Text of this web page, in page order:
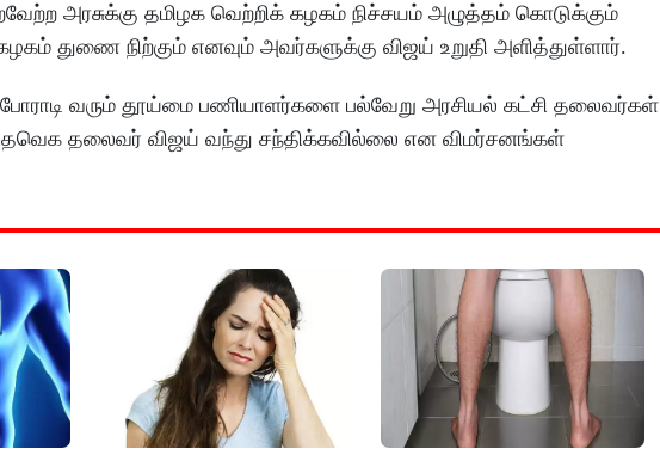
அரசுக்கு தமிழக வெற்றிக் கழகம் நிச்சயம் அழுத்தம் கொடுக்கும்
துணை நிற்கும் எனவும் அவர்களுக்கு விஜய் உறுதி அளித்துள்ளார்.
வரும் தூய்மை பணியாளர்களை பல்வேறு அரசியல் கட்சி தலைவர்கள்
தவெக தலைவர் விஜய் வந்து சந்திக்கவில்லை என விமர்சனங்கள்